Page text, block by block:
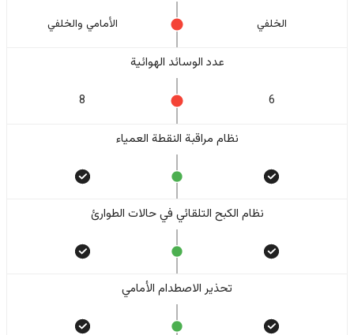
الخلفي الأمامي والخلفي
عدد الوسائد الهوائية
6
8
نظام مراقبة النقطة العمياء
نظام الكبح التلقائي في حالات الطوارئ
تحذير الاصطدام الأمامي